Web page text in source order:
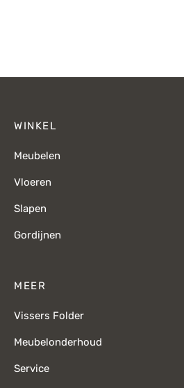
WINKEL
Meubelen
Vloeren
Slapen
Gordijnen
MEER
Vissers Folder
Meubelonderhoud
Service